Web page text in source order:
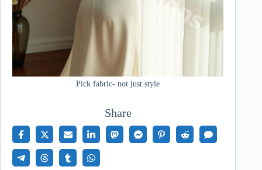
Pick fabric- not just style
Share